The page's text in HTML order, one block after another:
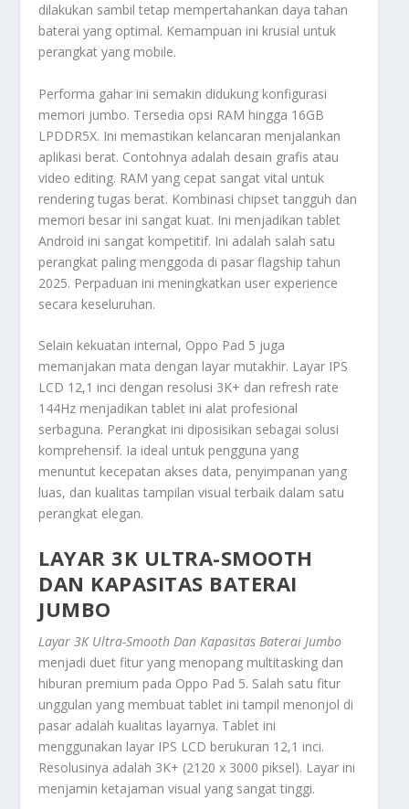
dilakukan sambil tetap mempertahankan daya tahan
baterai yang optimal. Kemampuan ini krusial untuk
perangkat yang mobile.
Performa gahar ini semakin didukung konfigurasi
memori jumbo. Tersedia opsi RAM hingga 16GB
LPDDR5X. Ini memastikan kelancaran menjalankan
aplikasi berat. Contohnya adalah desain grafis atau
video editing. RAM yang cepat sangat vital untuk
rendering tugas berat. Kombinasi chipset tangguh dan
memori besar ini sangat kuat. Ini menjadikan tablet
Android ini sangat kompetitif. Ini adalah salah satu
perangkat paling menggoda di pasarflagship tahun
2025. Perpaduan ini meningkatkan user experience
secara keseluruhan.
Selain kekuatan internal, Oppo Pad 5 juga
memanjakan mata dengan layar mutakhir. Layar IPS
LCD 12,1 inci dengan resolusi 3K+ dan refresh rate
144Hz menjadikan tablet ini alat profesional
serbaguna. Perangkat ini diposisikan sebagai solusi
komprehensif. Ia ideal untuk pengguna yang
menuntut kecepatan akses data, penyimpanan yang
luas, dan kualitas tampilan visual terbaik dalam satu
perangkat elegan.
LAYAR 3K ULTRA-SMOOTH
DAN KAPASITAS BATERAI
JUMBO
Layar 3K Ultra-Smooth Dan Kapasitas Baterai Jumbo
menjadi duet fitur yang menopang multitasking dan
hiburan premium pada Oppo Pad 5. Salah satu fitur
unggulan yang membuat tablet ini tampil menonjol di
pasar adalah kualitas layarnya. Tablet ini
menggunakan layar IPS LCD berukuran 12,1 inci.
Resolusinya adalah 3K+ (2120 x 3000 piksel). Layar ini
menjamin ketajaman visual yang sangat tinggi.